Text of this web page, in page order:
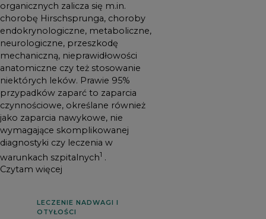
skomplikowanej diagnostyki
czy leczenia w warunkach
szpitalnych
1
organicznych zalicza się m.in.
chorobę Hirschsprunga, choroby
endokrynologiczne, metaboliczne,
neurologiczne, przeszkodę
mechaniczną, nieprawidłowości
anatomiczne czy też stosowanie
niektórych leków. Prawie 95%
przypadków zaparć to zaparcia
czynnościowe, określane również
jako zaparcia nawykowe, nie
wymagające skomplikowanej
diagnostyki czy leczenia w
warunkach szpitalnych1 .
Czytam więcej
LECZENIE NADWAGI I
OTYŁOŚCI